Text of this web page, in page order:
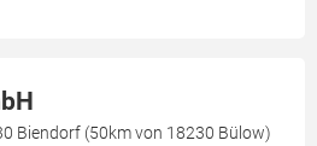
Biendorf (50km von 18230 Bülow)